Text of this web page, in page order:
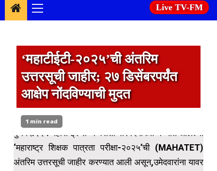
Primary
Menu
Live TV-FM
‘महाटीईटी-२०२५’ची अंतरिम
उत्तरसूची जाहीर; २७ डिसेंबरपर्यंत
आक्षेप नोंदविण्याची मुदत
1 min read
पुणे दि.२२ : महाराष्ट्र राज्य परीक्षा परिषदेमार्फत घेण्यात आलेल्या
‘महाराष्ट्र शिक्षक पात्रता परीक्षा-२०२५’ची (MAHATET)
अंतरिम उत्तरसूची जाहीर करण्यात आली असून,उमेदवारांना यावर